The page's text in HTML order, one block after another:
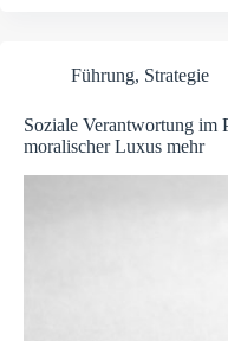
Führung, Strategie
Soziale Verantwortung im
moralischer Luxus mehr